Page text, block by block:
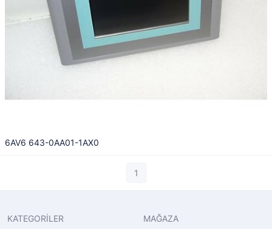
6AV6 643-0AA01-1AX0
1
KATEGORİLER MAĞAZA